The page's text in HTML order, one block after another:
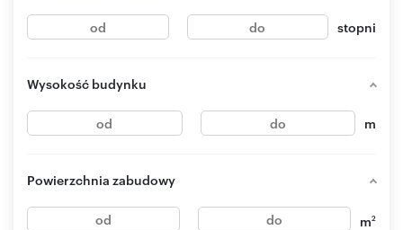
stopni
Wysokość budynku
m
Powierzchnia zabudowy
m2